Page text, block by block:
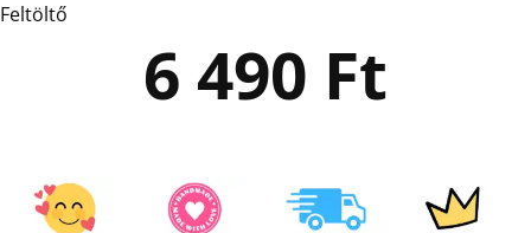
Feltöltő
6 490 Ft